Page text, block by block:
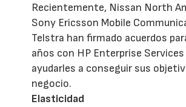
Recientemente, Nissan North
Sony Ericsson Mobile
Telstra han firmado acuerdos
años con HP Enterprise Services
ayudarles a conseguir sus
negocio.
Elasticidad